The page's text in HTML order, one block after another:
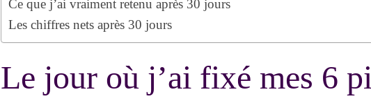
Ce que j’ai vraiment retenu après 30 jours
Les chiffres nets après 30 jours
Le jour où j’ai fixé mes 6